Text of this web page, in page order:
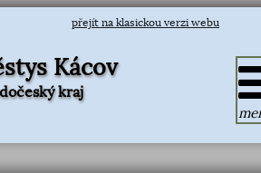
přejít na klasickou verzi webu
Kácov
kraj